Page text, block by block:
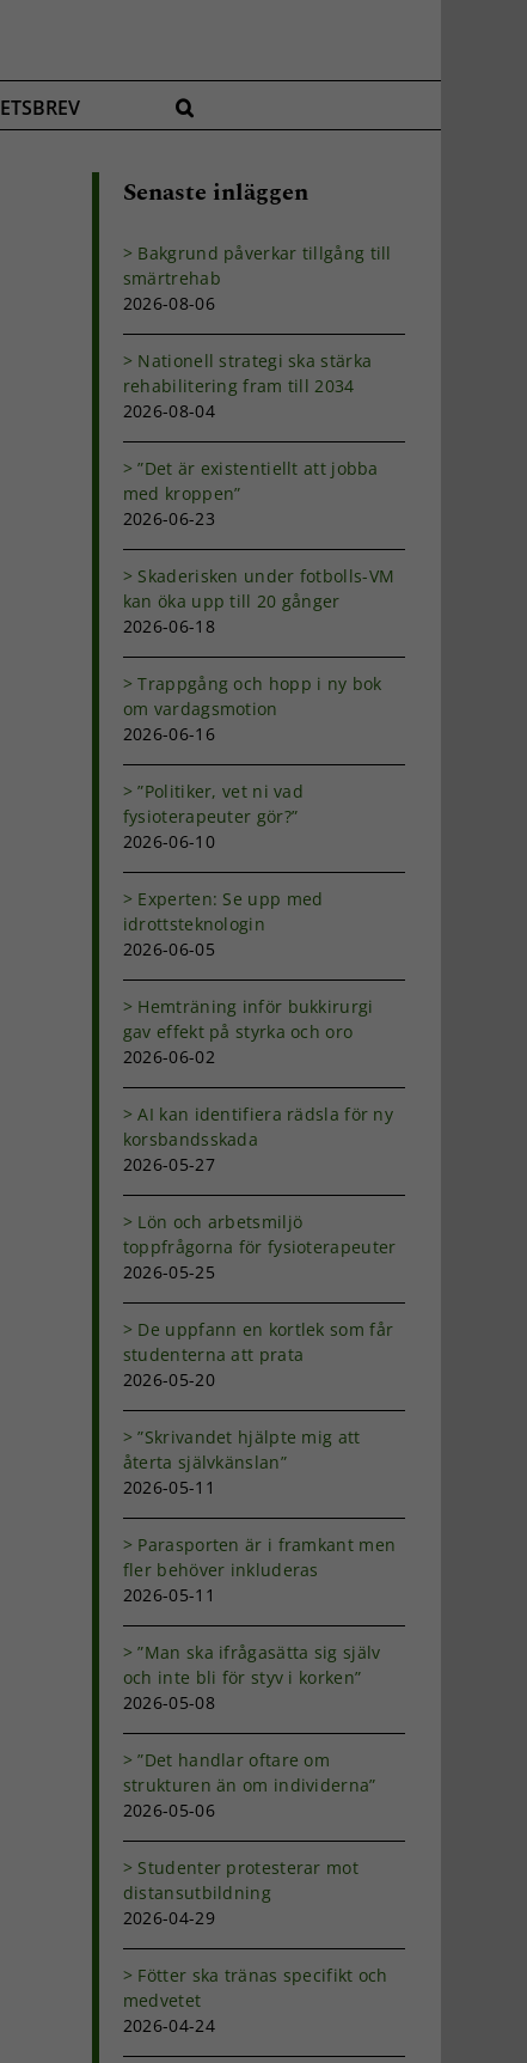
Senaste inläggen
Bakgrund påverkar tillgång till
smärtrehab
2026-08-06
Nationell strategi ska stärka
rehabilitering fram till 2034
2026-08-04
”Det är existentiellt att jobba
med kroppen”
2026-06-23
Skaderisken under fotbolls-VM
kan öka upp till 20 gånger
2026-06-18
Trappgång och hopp i ny bok
om vardagsmotion
2026-06-16
”Politiker, vet ni vad
fysioterapeuter gör?”
2026-06-10
Experten: Se upp med
idrottsteknologin
2026-06-05
Hemträning inför bukkirurgi
gav effekt på styrka och oro
2026-06-02
AI kan identifiera rädsla för ny
korsbandsskada
2026-05-27
Lön och arbetsmiljö
toppfrågorna för fysioterapeuter
2026-05-25
De uppfann en kortlek som får
studenterna att prata
2026-05-20
”Skrivandet hjälpte mig att
återta självkänslan”
2026-05-11
Parasporten är i framkant men
fler behöver inkluderas
2026-05-11
”Man ska ifrågasätta sig själv
och inte bli för styv i korken”
2026-05-08
”Det handlar oftare om
strukturen än om individerna”
2026-05-06
Studenter protesterar mot
distansutbildning
2026-04-29
Fötter ska tränas specifikt och
medvetet
2026-04-24